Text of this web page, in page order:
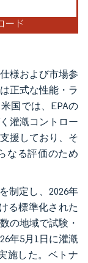
様および市場参
正式な性能・ラ
国では、EPAの
灌漑コントロー
援しており、そ
なる評価のため
制定し、2026年
る標準化された
の地域で試験・
年5月1日に灌漑
施した。ベトナ